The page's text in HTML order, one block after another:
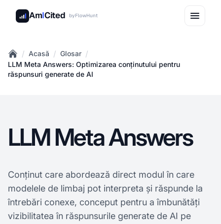
AmICited byFlowHunt
Home
/ Acasă / Glosar /
LLM Meta Answers: Optimizarea conținutului pentru
răspunsuri generate de AI
LLM Meta Answers
Conținut care abordează direct modul în care
modelele de limbaj pot interpreta și răspunde la
întrebări conexe, conceput pentru a îmbunătăți
vizibilitatea în răspunsurile generate de AI pe